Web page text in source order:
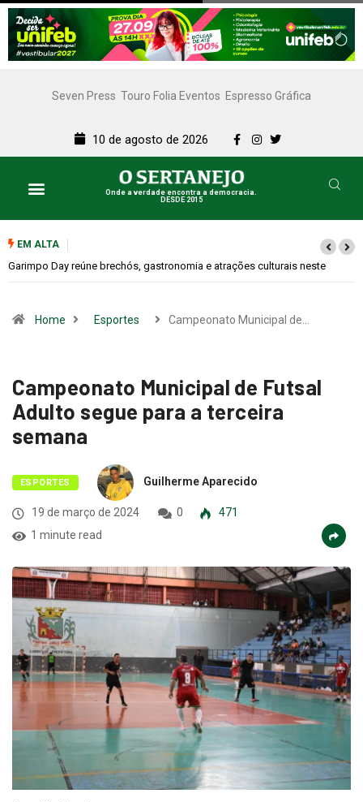
Seven Press Touro Folia Eventos Espresso Gráfica
10 de agosto de 2026
Onde a verdade encontra a democracia.
DESDE 2015
EM ALTA
Bugonia transforma paranoia e conspiração em um suspense
Home Esportes Campeonato Municipal de…
Campeonato Municipal de Futsal
Adulto segue para a terceira
semana
ESPORTES Guilherme Aparecido
19 de março de 2024 0
471
1 minute read